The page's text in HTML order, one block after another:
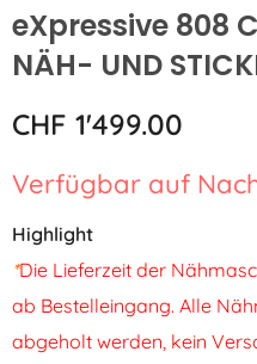
eXpressive 808
NÄH- UND
CHF 1'499.00
Verfügbar auf
Highlight
*Die Lieferzeit der
ab Bestelleingang. Alle
abgeholt werden, kein